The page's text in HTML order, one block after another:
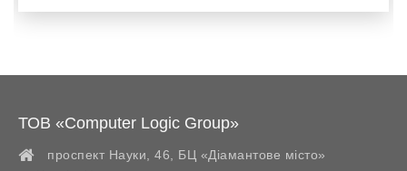
ТОВ «Computer Logic Group»
проспект Науки, 46, БЦ «Діамантове місто»